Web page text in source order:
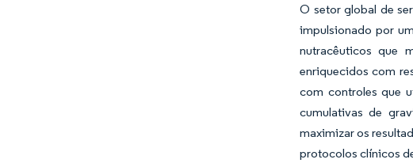
O setor global de
impulsionado por
nutracêuticos que
enriquecidos com
com controles que
cumulativas de
maximizar os
protocolos clínicos